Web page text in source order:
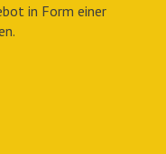
in Form einer